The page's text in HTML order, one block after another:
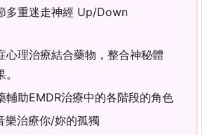
多重迷走神經 Up/Down
心理治療結合藥物，整合神秘體
輔助EMDR治療中的各階段的角色
樂治療你/妳的孤獨